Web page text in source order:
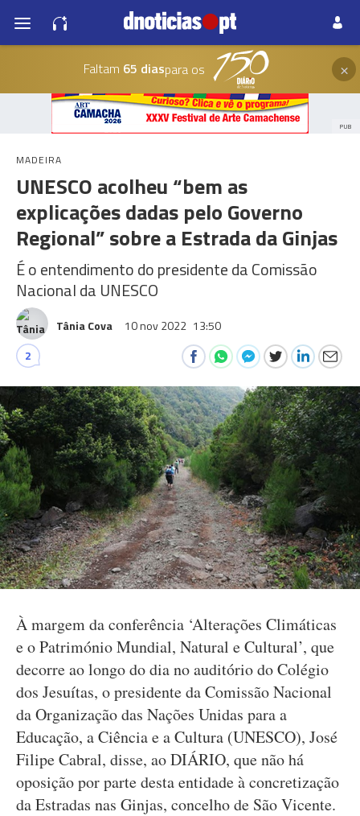
Faltam 65 diaspara os ×
PUB
MADEIRA
UNESCO acolheu “bem as
explicações dadas pelo Governo
Regional” sobre a Estrada da Ginjas
É o entendimento do presidente da Comissão
Nacional da UNESCO
Tânia Cova 10 nov 2022 13:50
2
À margem da conferência ‘Alterações Climáticas
e o Património Mundial, Natural e Cultural’, que
decorre ao longo do dia no auditório do Colégio
dos Jesuítas, o presidente da Comissão Nacional
da Organização das Nações Unidas para a
Educação, a Ciência e a Cultura (UNESCO), José
Filipe Cabral, disse, ao DIÁRIO, que não há
oposição por parte desta entidade à concretização
da Estradas nas Ginjas, concelho de São Vicente.